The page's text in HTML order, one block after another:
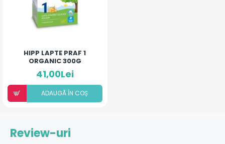
HIPP LAPTE PRAF 1
ORGANIC 300G
41,00Lei
ADAUGÃ ÎN COȘ
Review-uri